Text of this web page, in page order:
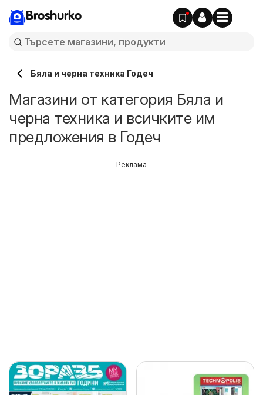
Broshurko
Бяла и черна техника Годеч
Магазини от категория Бяла и
черна техника и всичките им
предложения в Годеч
Реклама